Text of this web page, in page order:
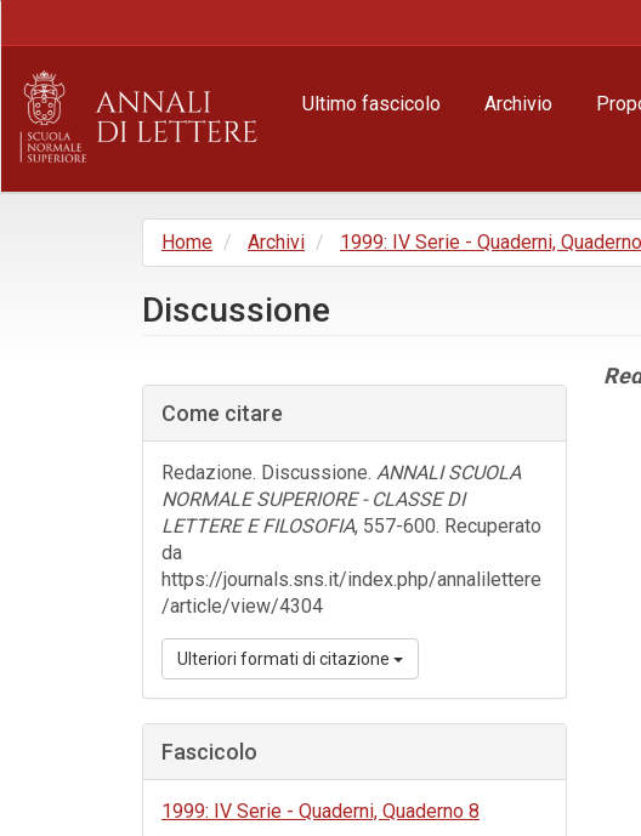
principale
Barra
laterale
Ultimo fascicolo Archivio
Home Archivi 1999: IV Serie - Quaderni,
Discussione
laterale
dell'articolo
Come citare
Redazione. Discussione. ANNALI SCUOLA
NORMALE SUPERIORE - CLASSE DI
LETTERE E FILOSOFIA, 557-600. Recuperato
da
https://journals.sns.it/index.php/annalilettere
/article/view/4304
Ulteriori formati di citazione
Fascicolo
1999: IV Serie - Quaderni, Quaderno 8